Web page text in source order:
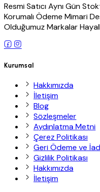
Resmi Satıcı Aynı Gün
Korumalı Ödeme Mimari
Olduğumuz Markalar
Kurumsal
Hakkımızda
İletişim
Blog
Sözleşmeler
Aydınlatma Metni
Çerez Politikası
Geri Ödeme ve
Gizlilik Politikası
Hakkımızda
İletişim